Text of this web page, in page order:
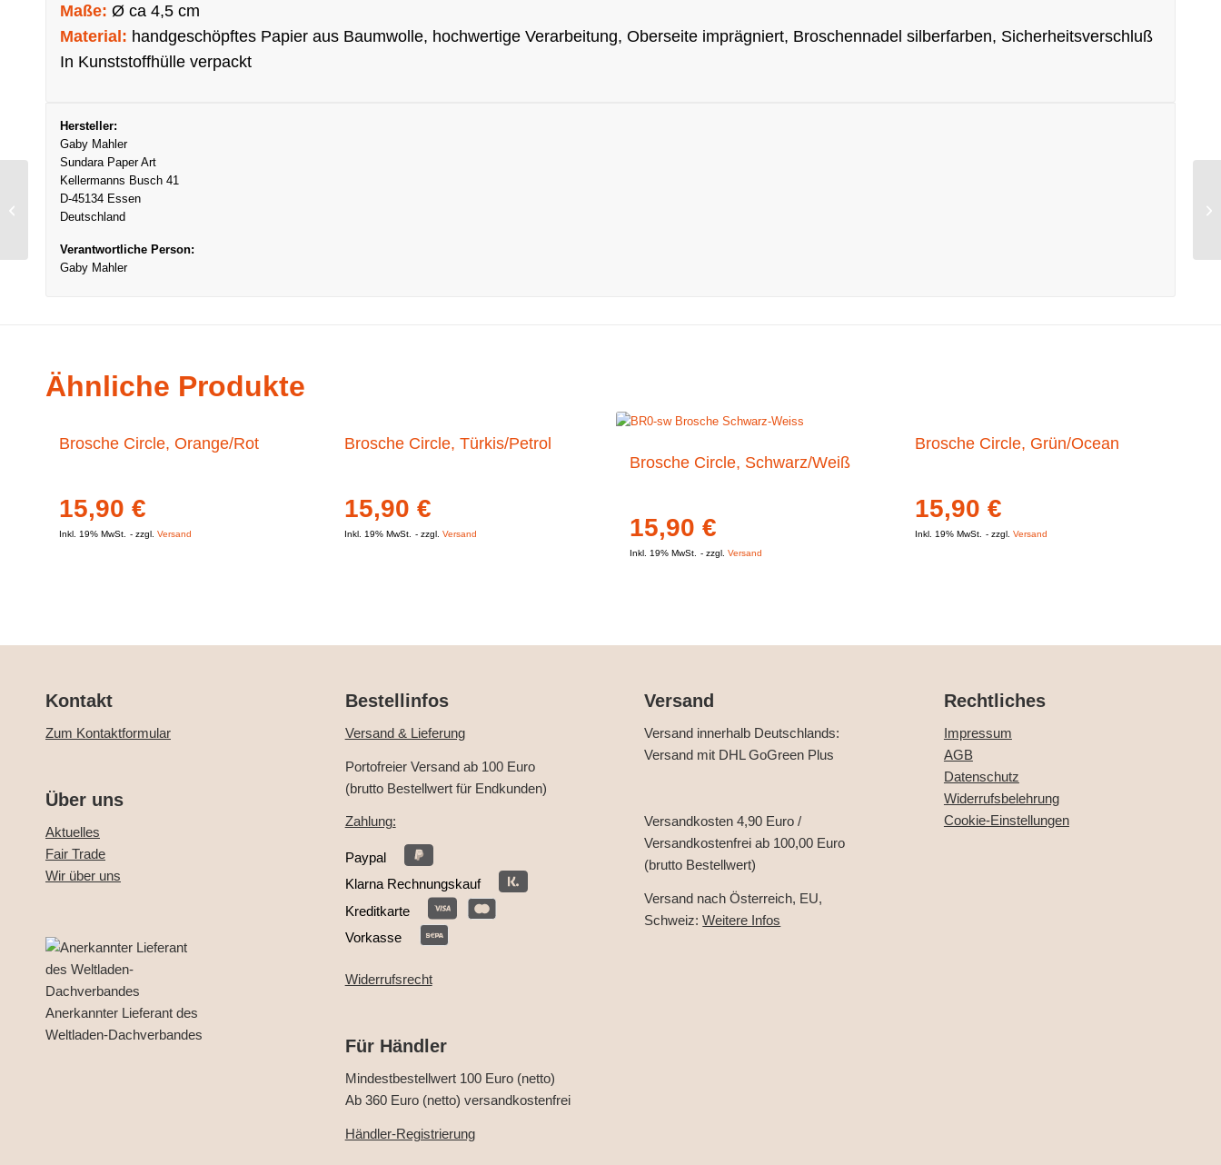
Maße: Ø ca 4,5 cm
Material: handgeschöpftes Papier aus Baumwolle, hochwertige Verarbeitung, Oberseite imprägniert, Broschennadel silberfarben, Sicherheitsverschluß
In Kunststoffhülle verpackt
Hersteller:
Gaby Mahler
Sundara Paper Art
Kellermanns Busch 41
D-45134 Essen
Deutschland
Verantwortliche Person:
Gaby Mahler
Ähnliche Produkte
Brosche Circle, Orange/Rot
15,90 €
Inkl. 19% MwSt. zzgl. Versand
Brosche Circle, Türkis/Petrol
15,90€
Inkl. 19% MwSt. zzgl.Versand
Brosche Circle, Schwarz/Weiß
15,90€
Inkl. 19% MwSt. zzgl.Versand
Brosche Circle, Grün/Ocean
15,90€
Inkl. 19% MwSt. zzgl.Versand
Kontakt
Zum Kontaktformular
Über uns
Aktuelles
Fair Trade
Wir über uns
Anerkannter Lieferant des
Weltladen-Dachverbandes
Bestellinfos
Versand & Lieferung
Portofreier Versand ab 100 Euro
(brutto Bestellwert für Endkunden)
Zahlung:
Paypal
Klarna Rechnungskauf
Kreditkarte
Vorkasse
Widerrufsrecht
Für Händler
Mindestbestellwert 100 Euro (netto)
Ab 360 Euro (netto) versandkostenfrei
Händler-Registrierung
Versand
Versand innerhalb Deutschlands:
Versand mit DHL GoGreen Plus
Versandkosten 4,90 Euro /
Versandkostenfrei ab 100,00 Euro
(brutto Bestellwert)
Versand nach Österreich, EU,
Schweiz:Weitere Infos
Rechtliches
Impressum
AGB
Datenschutz
Widerrufsbelehrung
Cookie-Einstellungen
Brosche Circle,
Orange/Rot